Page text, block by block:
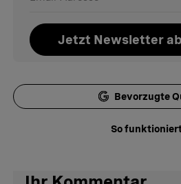
Jetzt Newsletter
Bevorzugte
So